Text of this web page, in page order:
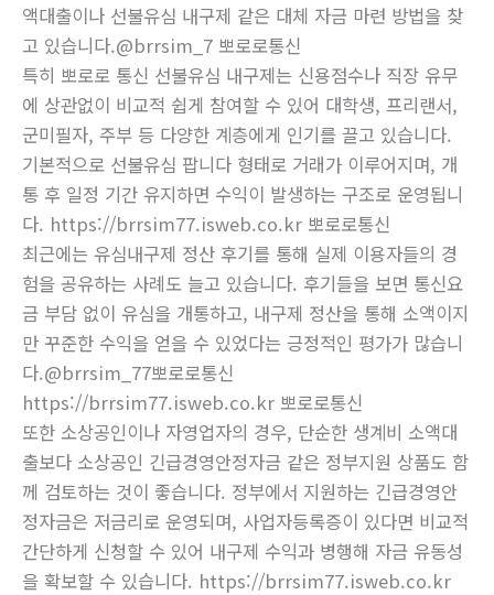
액대출이나 선불유심 내구제 같은 대체 자금 마련 방법을 찾
고 있습니다.@brrsim_7 뽀로로통신
특히 뽀로로 통신 선불유심 내구제는 신용점수나 직장 유무
에 상관없이 비교적 쉽게 참여할 수 있어 대학생, 프리랜서,
군미필자, 주부 등 다양한 계층에게 인기를 끌고 있습니다.
기본적으로 선불유심 팝니다 형태로 거래가 이루어지며, 개
통 후 일정 기간 유지하면 수익이 발생하는 구조로 운영됩니
다. https://brrsim77.isweb.co.kr 뽀로로통신
최근에는 유심내구제 정산 후기를 통해 실제 이용자들의 경
험을 공유하는 사례도 늘고 있습니다. 후기들을 보면 통신요
금 부담 없이 유심을 개통하고, 내구제 정산을 통해 소액이지
만 꾸준한 수익을 얻을 수 있었다는 긍정적인 평가가 많습니
다.@brrsim_77뽀로로통신
https://brrsim77.isweb.co.kr 뽀로로통신
또한 소상공인이나 자영업자의 경우, 단순한 생계비 소액대
출보다 소상공인 긴급경영안정자금 같은 정부지원 상품도 함
께 검토하는 것이 좋습니다. 정부에서 지원하는 긴급경영안
정자금은 저금리로 운영되며, 사업자등록증이 있다면 비교적
간단하게 신청할 수 있어 내구제 수익과 병행해 자금 유동성
을 확보할 수 있습니다. https://brrsim77.isweb.co.kr